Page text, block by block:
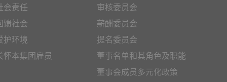
会责任
馈社会
护环境
怀本集团雇员
审核委员会
薪酬委员会
提名委员会
董事名单和其角色及职能
董事会成员多元化政策